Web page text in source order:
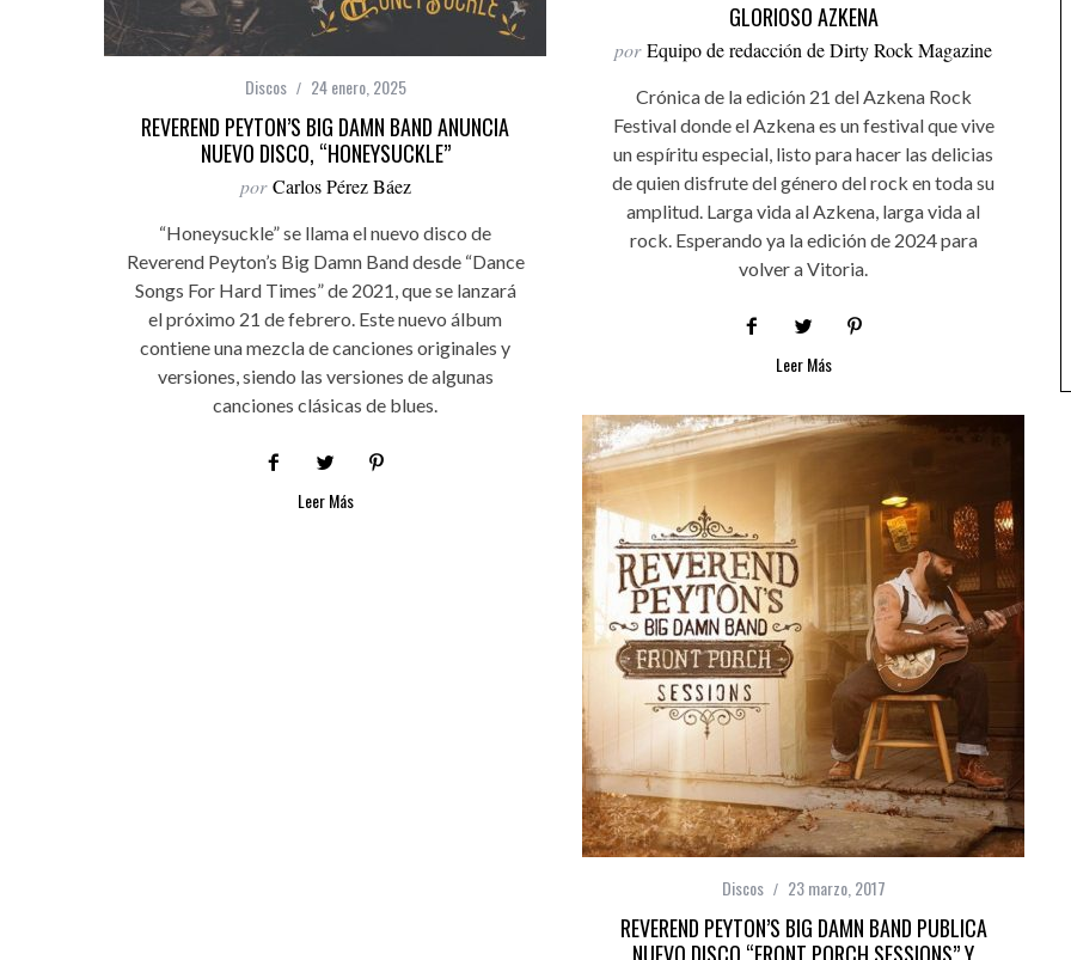
Discos 24 enero, 2025
REVEREND PEYTON’S BIG DAMN BAND ANUNCIA
NUEVO DISCO, “HONEYSUCKLE”
por Carlos Pérez Báez
“Honeysuckle” se llama el nuevo disco de
Reverend Peyton’s Big Damn Band desde “Dance
Songs For Hard Times” de 2021, que se lanzará
el próximo 21 de febrero. Este nuevo álbum
contiene una mezcla de canciones originales y
versiones, siendo las versiones de algunas
canciones clásicas de blues.
Leer Más
GLORIOSO AZKENA
por Equipo de redacción de Dirty Rock Magazine
Crónica de la edición 21 del Azkena Rock
Festival donde el Azkena es un festival que vive
un espíritu especial, listo para hacer las delicias
de quien disfrute del género del rock en toda su
amplitud. Larga vida al Azkena, larga vida al
rock. Esperando ya la edición de 2024 para
volver a Vitoria.
Leer Más
Discos 23 marzo, 2017
REVEREND PEYTON’S BIG DAMN BAND PUBLICA